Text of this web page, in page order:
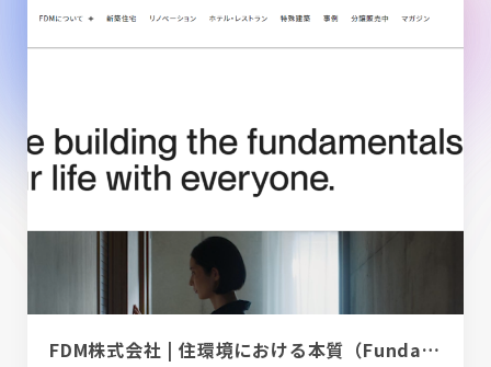
FDM株式会社 | 住環境における本質（Fundamentals）を追求します。